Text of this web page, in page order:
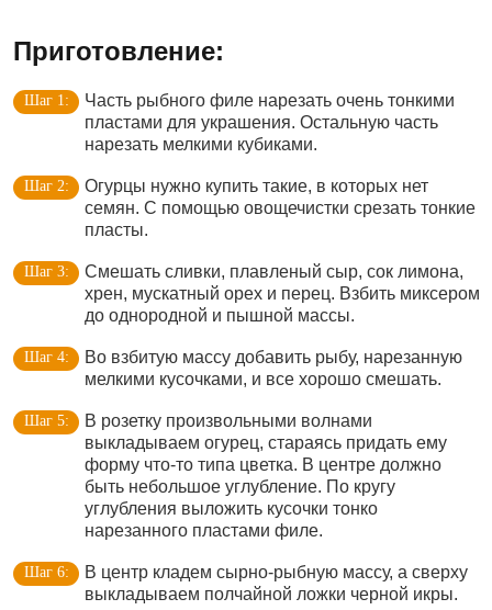
Приготовление:
Часть рыбного филе нарезать очень тонкими
пластами для украшения. Остальную часть
нарезать мелкими кубиками.
Огурцы нужно купить такие, в которых нет
семян. С помощью овощечистки срезать тонкие
пласты.
Смешать сливки, плавленый сыр, сок лимона,
хрен, мускатный орех и перец. Взбить миксером
до однородной и пышной массы.
Во взбитую массу добавить рыбу, нарезанную
мелкими кусочками, и все хорошо смешать.
В розетку произвольными волнами
выкладываем огурец, стараясь придать ему
форму что-то типа цветка. В центре должно
быть небольшое углубление. По кругу
углубления выложить кусочки тонко
нарезанного пластами филе.
В центр кладем сырно-рыбную массу, а сверху
выкладываем полчайной ложки черной икры.